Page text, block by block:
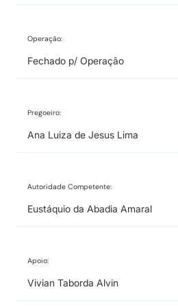
Operação:
Fechado p/ Operação
Pregoeiro:
Ana Luiza de Jesus Lima
Autoridade Competente:
Eustáquio da Abadia Amaral
Apoio:
Vivian Taborda Alvin